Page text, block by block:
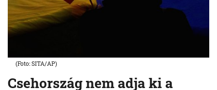
Csehország nem adja ki a
(Foto: SITA/AP)